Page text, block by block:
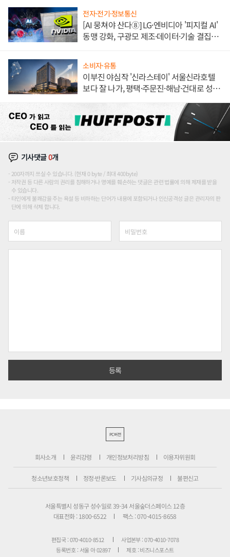
전자·전기·정보통신
[AI 뭉쳐야 산다⑧] LG·엔비디아 '피지컬 AI'
동맹 강화, 구광모 제조·데이터·기술 결집
소비자·유통
이부진 야심작 '신라스테이' 서울신라호텔
보다 잘 나가, 평택·주문진·해남·건대로 성
기사댓글0개
200자까지 쓰실 수 있습니다. (현재 0 byte / 최대 400byte)
저작권 등 다른 사람의 권리를 침해하거나 명예를 훼손하는 댓글은 관련 법률에 의해 제재를 받을
수 있습니다.
타인에게 불쾌감을 주는 욕설 등 비하하는 단어가 내용에 포함되거나 인신공격성 글은 관리자의 판
단에 의해 삭제 합니다.
PC버전
회사소개 윤리강령 개인정보처리방침 이용자위원회
청소년보호정책 정정·반론보도 기사심의규정 불편신고
서울특별시 성동구 성수일로 39-34 서울숲더스페이스 12층
대표전화 : 1800-6522
팩스 : 070-4015-8658
편집국 : 070-4010-8512
사업본부 : 070-4010-7078
등록번호 : 서울 아 02897
제호 : 비즈니스포스트